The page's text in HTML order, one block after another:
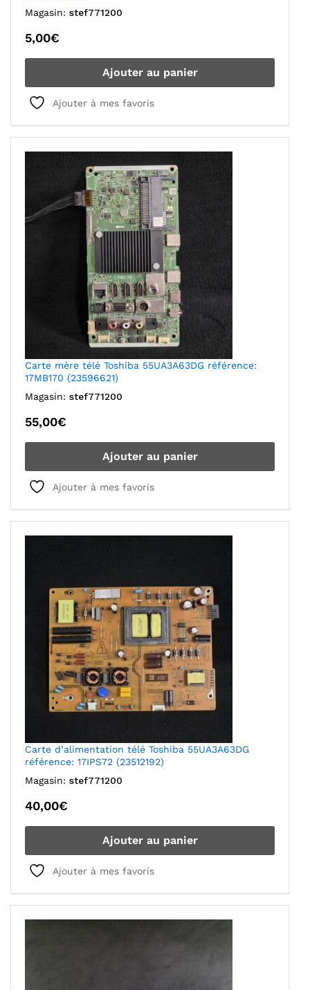
Magasin: stef771200
5,00€
Ajouter au panier
Ajouter à mes favoris
Carte mère télé Toshiba 55UA3A63DG référence:
17MB170 (23596621)
Magasin: stef771200
55,00€
Ajouter au panier
Ajouter à mes favoris
Carte d’alimentation télé Toshiba 55UA3A63DG
référence: 17IPS72 (23512192)
Magasin: stef771200
40,00€
Ajouter au panier
Ajouter à mes favoris